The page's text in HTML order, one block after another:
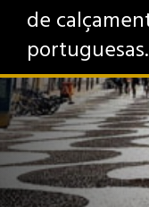
de
portuguesas.